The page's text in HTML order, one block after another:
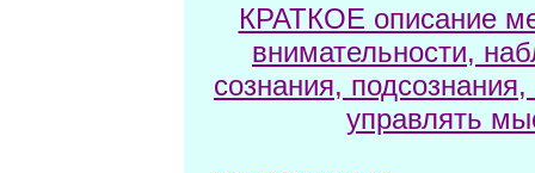
КРАТКОЕ описание
внимательности,
сознания,
управлять